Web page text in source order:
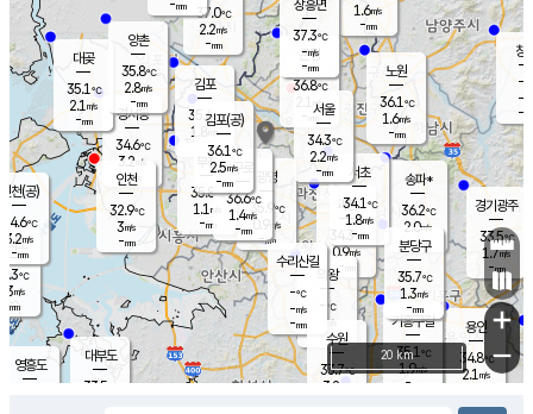
의도
℃
m/s
mm
영흥도
과천
34.3℃
0.9m/s
- mm
용인
34.8℃
2.1 m/s
경기광주
33.5℃
1.7m/s
-mm
대부도
33.5
경서동
34.6℃
3.2 m/s
-mm
37.0℃
2.2m/s
-mm
대곶
35.1℃
2.1 m/s
-mm
창
-
-m/
-
-mm
의왕
- ℃
m/s
mm
김포
35.6℃
1.8 m/s
mm
광명
35.9 ℃
0.9 m/s
-mm
부천
35.8℃
1.1 m/s
-mm
양촌
35.8℃
2.8m/s
-mm
구로
36.6℃
1.4m/s
-mm
은평
36.8℃
2.1 m/s
- mm
노원
36.1℃
1.6m/s
-mm
송파*
36.2℃
2.0m/s
-mm
서초
34.1℃
1.8m/s
-mm
1.6m/s
-mm
기흥구갈
35.1℃
1.9m/s
-
수리산길
-℃
-m/s
-mm
분당구
35.7℃
1.3m/s
-mm
장흥면
37.3℃
-m/s
-mm
인천(공)
34.6℃
3.2m/s
-mm
김포(공)
36.1℃
2.5m/s
-mm
수원
33.7℃
3.2 m/s
인천
32.9℃
3m/s
-mm
서울
34.3℃
2.2m/s
-mm
+
−
20 km